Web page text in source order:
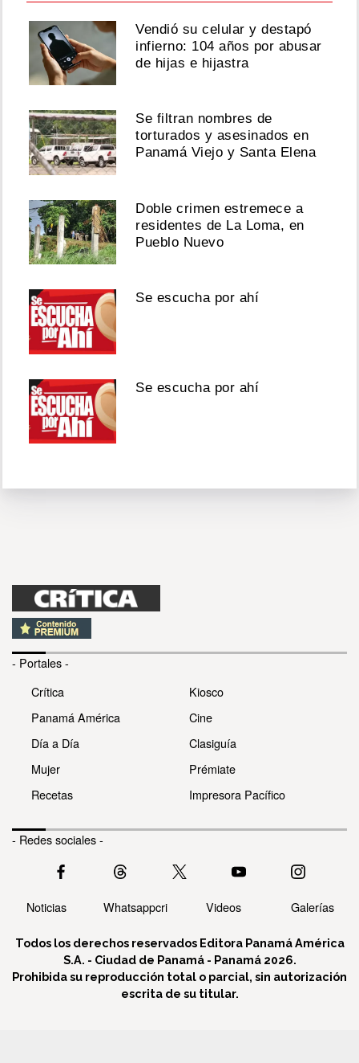
Vendió su celular y destapó
infierno: 104 años por abusar
de hijas e hijastra
Se filtran nombres de
torturados y asesinados en
Panamá Viejo y Santa Elena
Doble crimen estremece a
residentes de La Loma, en
Pueblo Nuevo
Se escucha por ahí
Se escucha por ahí
- Portales -
Crítica
Panamá América
Día a Día
Mujer
Recetas
Kiosco
Cine
Clasiguía
Prémiate
Impresora Pacífico
- Redes sociales -
Noticias Whatsappcri Videos Galerías
Todos los derechos reservados Editora Panamá América
S.A. - Ciudad de Panamá - Panamá 2026.
Prohibida su reproducción total o parcial, sin autorización
escrita de su titular.